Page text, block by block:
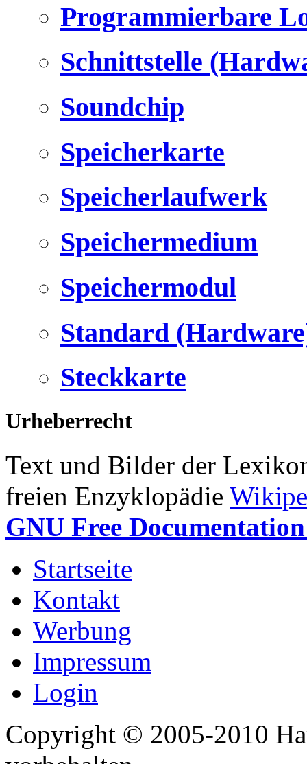
Programmierbare
Schnittstelle
Soundchip
Speicherkarte
Speicherlaufwerk
Speichermedium
Speichermodul
Standard
Steckkarte
Urheberrecht
Text und Bilder der
freien Enzyklopädie
GNU Free
Startseite
Kontakt
Werbung
Impressum
Login
Copyright © 2005-2010